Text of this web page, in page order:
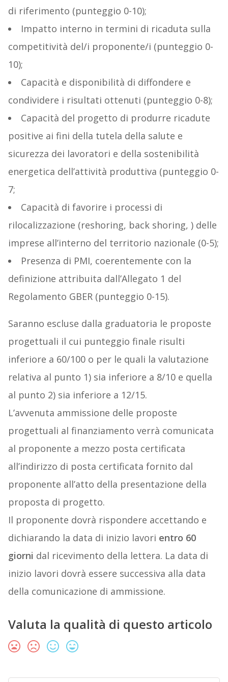
di riferimento (punteggio 0-10);
Impatto interno in termini di ricaduta sulla
competitività del/i proponente/i (punteggio 0-
10);
Capacità e disponibilità di diffondere e
condividere i risultati ottenuti (punteggio 0-8);
Capacità del progetto di produrre ricadute
positive ai fini della tutela della salute e
sicurezza dei lavoratori e della sostenibilità
energetica dell’attività produttiva (punteggio 0-
7;
Capacità di favorire i processi di
rilocalizzazione (reshoring, back shoring, ) delle
imprese all’interno del territorio nazionale (0-5);
Presenza di PMI, coerentemente con la
definizione attribuita dall’Allegato 1 del
Regolamento GBER (punteggio 0-15).
Saranno escluse dalla graduatoria le proposte
progettuali il cui punteggio finale risulti
inferiore a 60/100 o per le quali la valutazione
relativa al punto 1) sia inferiore a 8/10 e quella
al punto 2) sia inferiore a 12/15.
L’avvenuta ammissione delle proposte
progettuali al finanziamento verrà comunicata
al proponente a mezzo posta certificata
all’indirizzo di posta certificata fornito dal
proponente all’atto della presentazione della
proposta di progetto.
Il proponente dovrà rispondere accettando e
dichiarando la data di inizio lavori entro 60
giorni dal ricevimento della lettera. La data di
inizio lavori dovrà essere successiva alla data
della comunicazione di ammissione.
Valuta la qualità di questo articolo